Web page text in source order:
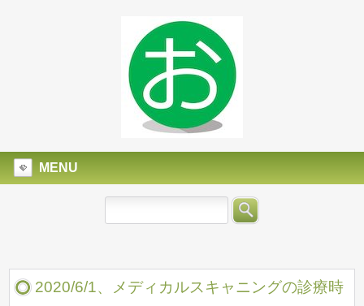
MENU
2020/6/1、メディカルスキャニングの診療時